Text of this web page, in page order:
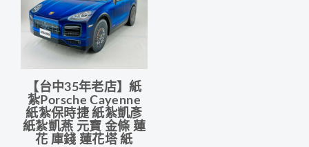
【台中35年老店】紙
紮Porsche Cayenne
紙紮保時捷 紙紮凱彥
紙紮凱燕 元寶 金條 蓮
花 庫錢 蓮花塔 紙